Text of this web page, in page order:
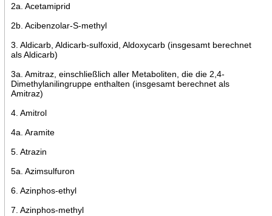
2a. Acetamiprid
2b. Acibenzolar-S-methyl
3. Aldicarb, Aldicarb-sulfoxid, Aldoxycarb (insgesamt berechnet
als Aldicarb)
3a. Amitraz, einschließlich aller Metaboliten, die die 2,4-
Dimethylanilingruppe enthalten (insgesamt berechnet als
Amitraz)
4. Amitrol
4a. Aramite
5. Atrazin
5a. Azimsulfuron
6. Azinphos-ethyl
7. Azinphos-methyl